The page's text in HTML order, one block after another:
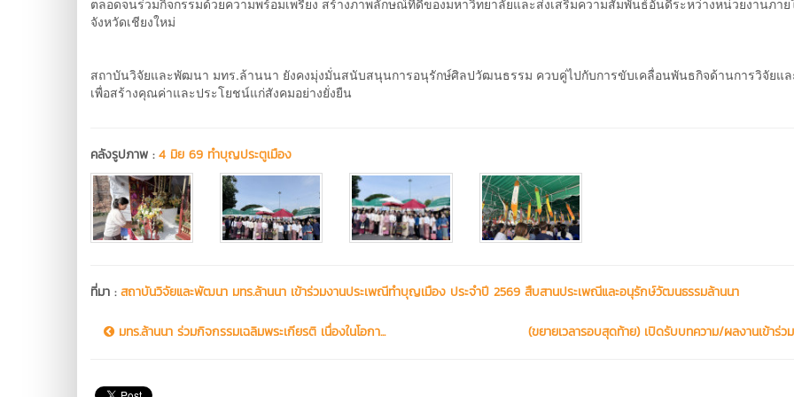
จังหวัดเชียงใหม่
สถาบันวิจัยและพัฒนา มทร.ล้านนา ยังคงมุ่งมั่นสนับสนุนการอนุรักษ์ศิลปวัฒนธรรม ควบคู่ไปกับการขับเคลื่อนพันธกิจด้านการวิจัยแ
เพื่อสร้างคุณค่าและประโยชน์แก่สังคมอย่างยั่งยืน
คลังรูปภาพ :4 มิย 69 ทำบุญประตูเมือง
ที่มา :สถาบันวิจัยและพัฒนา มทร.ล้านนา เข้าร่วมงานประเพณีทำบุญเมือง ประจำปี 2569 สืบสานประเพณีและอนุรักษ์วัฒนธรรมล้านนา
มทร.ล้านนา ร่วมกิจกรรมเฉลิมพระเกียรติ เนื่องในโอกา... (ขยายเวลารอบสุดท้าย) เปิดรับบทความ/ผลงานเข้าร่ว